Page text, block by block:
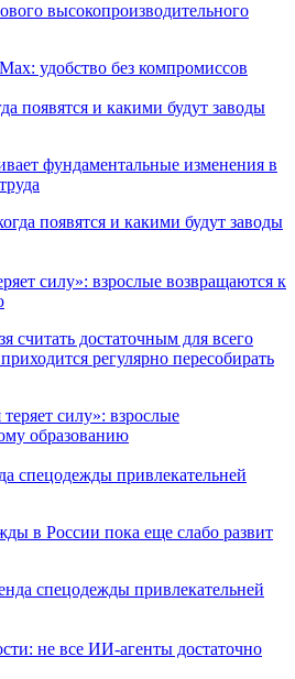
высокопроизводительного
появятся и какими будут заводы
фундаментальные изменения в
силу»: взрослые возвращаются к
считать достаточным для всего
регулярно пересобирать
спецодежды привлекательней
в России пока еще слабо развит
не все ИИ-агенты достаточно